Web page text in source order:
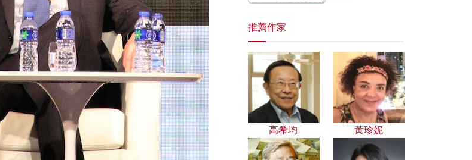
推薦作家
高希均 黃珍妮